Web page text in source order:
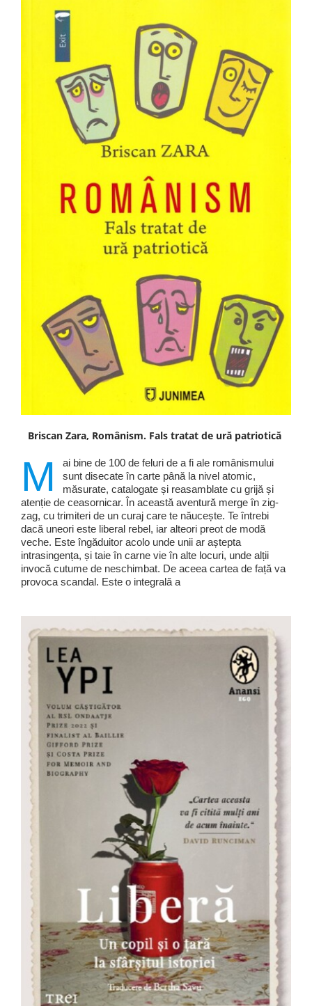
Briscan Zara, Românism. Fals tratat de ură patriotică
M
ai bine de 100 de feluri de a fi ale românismului
sunt disecate în carte până la nivel atomic,
măsurate, catalogate și reasamblate cu grijă și
atenție de ceasornicar. În această aventură merge în zig-
zag, cu trimiteri de un curaj care te năucește. Te întrebi
dacă uneori este liberal rebel, iar alteori preot de modă
veche. Este îngăduitor acolo unde unii ar aștepta
intrasingența, și taie în carne vie în alte locuri, unde alții
invocă cutume de neschimbat. De aceea cartea de față va
provoca scandal. Este o integrală a